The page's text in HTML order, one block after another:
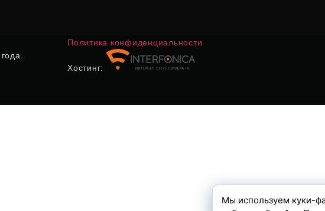
Политика конфиденциальности
Хостинг:
Мы используем куки-